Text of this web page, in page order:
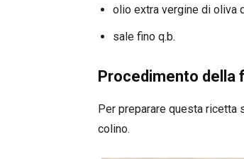
olio extra vergine di oliva
sale fino q.b.
Procedimento della
Per preparare questa ricetta
colino.